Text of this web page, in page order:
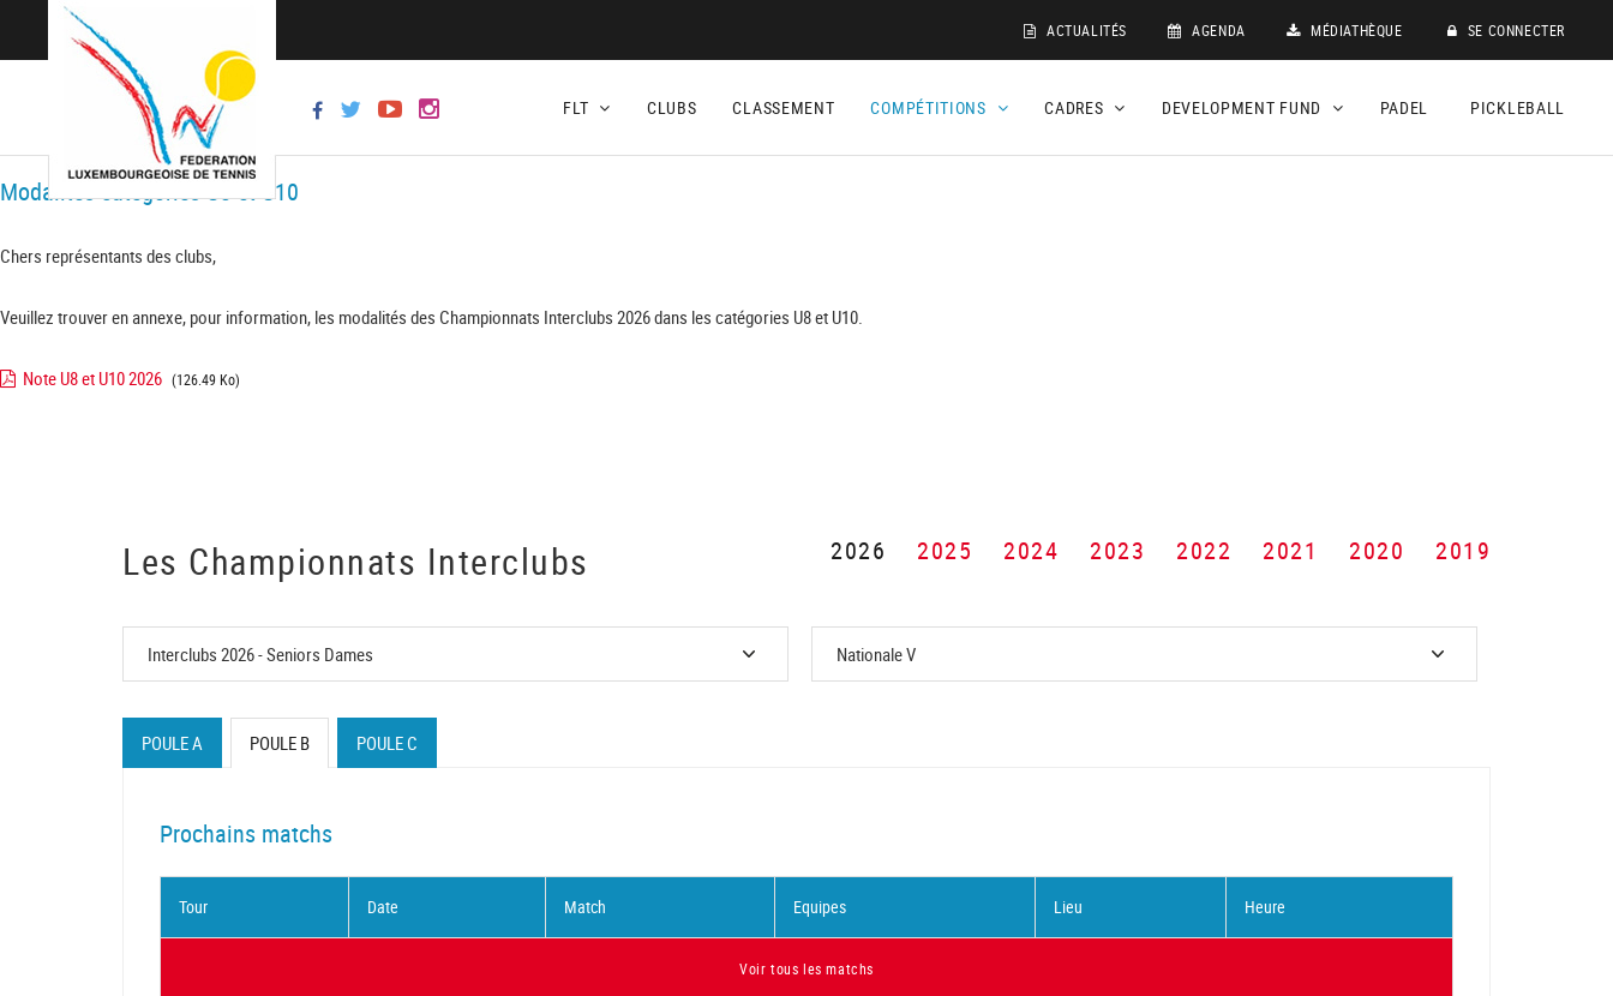
ACTUALITÉS AGENDA MÉDIATHÈQUE SE CONNECTER
FLT CLUBS CLASSEMENT COMPÉTITIONS CADRES DEVELOPMENT FUND PADEL PICKLEBALL
Modalités catégories U8 et U10
Chers représentants des clubs,
Veuillez trouver en annexe, pour information, les modalités des Championnats Interclubs 2026 dans les catégories U8 et U10.
Note U8 et U10 2026 (126.49 Ko)
Les Championnats Interclubs 2026 2025 2024 2023 2022 2021 2020 2019
POULE A POULE B POULE C
Prochains matchs
Tour Date Match Equipes Lieu Heure
Voir tous les matchs